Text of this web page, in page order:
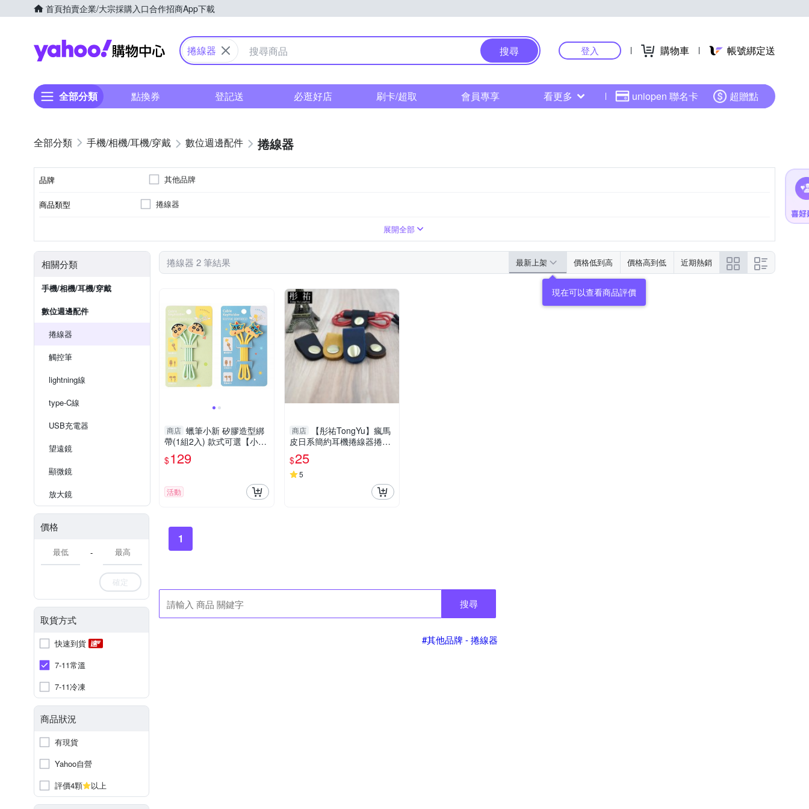
首頁拍賣企業/大宗採購入口合作招商App下載
Yahoo購物中心
捲線器 搜尋 登入 購物車 帳號綁定送
全部分類 點換券 登記送 必逛好店 刷卡/超取 會員專享 看更多 uniopen 聯名卡 超贈點
手機/相機/耳機/穿戴 數位週邊配件 捲線器
品牌 其他品牌
商品類型 捲線器
展開全部
相關分類
手機/相機/耳機/穿戴
數位週邊配件
捲線器
觸控筆
lightning線
type-C線
USB充電器
望遠鏡
顯微鏡
放大鏡
價格
-
確定
取貨方式
快速到貨
7-11常溫
7-11冷凍
商品狀況
有現貨
Yahoo自營
評價4顆
以上
捲線器 2 筆結果 最新上架 價格低到高 價格高到低 近期熱銷
現在可以查看商品評價
商店 蠟筆小新 矽膠造型綁
帶(1組2入) 款式可選【小三
美日】
$129
活動
商店
【彤祐TongYu】瘋馬
皮日系簡約耳機捲線器捲線
帶捲線收納帶
$25
5
1
搜尋
#其他品牌 - 捲線器